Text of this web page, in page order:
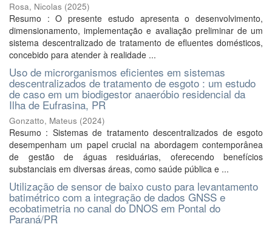
Rosa, Nicolas (2025)
Resumo : O presente estudo apresenta o desenvolvimento,
dimensionamento, implementação e avaliação preliminar de um
sistema descentralizado de tratamento de efluentes domésticos,
concebido para atender à realidade ...
Uso de microrganismos eficientes em sistemas
descentralizados de tratamento de esgoto : um estudo
de caso em um biodigestor anaeróbio residencial da
Ilha de Eufrasina, PR
Gonzatto, Mateus (2024)
Resumo : Sistemas de tratamento descentralizados de esgoto
desempenham um papel crucial na abordagem contemporânea
de gestão de águas residuárias, oferecendo benefícios
substanciais em diversas áreas, como saúde pública e ...
Utilização de sensor de baixo custo para levantamento
batimétrico com a integração de dados GNSS e
ecobatimetria no canal do DNOS em Pontal do
Paraná/PR